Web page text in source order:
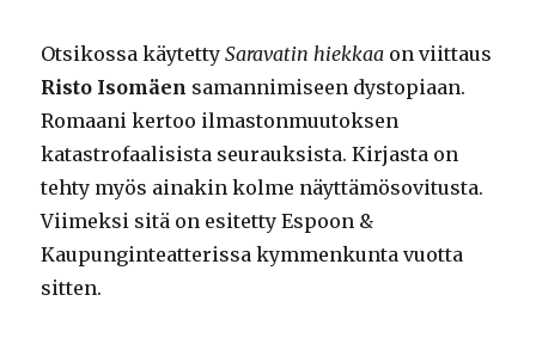
Otsikossa käytettySaravatin hiekkaa on viittaus
Risto Isomäen samannimiseen dystopiaan.
Romaani kertoo ilmastonmuutoksen
katastrofaalisista seurauksista. Kirjasta on
tehty myös ainakin kolme näyttämösovitusta.
Viimeksi sitä on esitetty Espoon &
Kaupunginteatterissa kymmenkunta vuotta
sitten.